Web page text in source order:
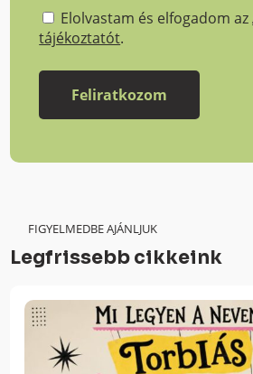
Elolvastam és elfogadom az
tájékoztatót.
FIGYELMEDBE AJÁNLJUK
Legfrissebb cikkeink